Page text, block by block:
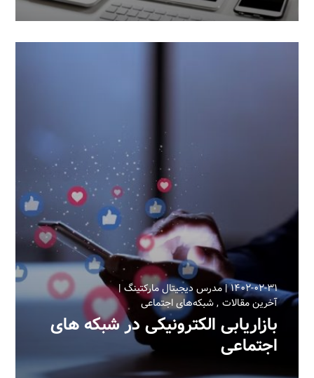
۱۴۰۲-۰۲-۳۱ مدرس دیجیتال مارکتینگ
آخرین مقالات شبکه‌های اجتماعی
بازاریابی الکترونیکی در شبکه های
اجتماعی